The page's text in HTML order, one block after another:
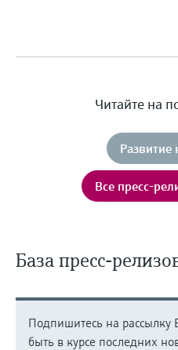
Читайте на
Развитие
Все пресс-
База пресс-
Подпишитесь на рассылку
быть в курсе последних